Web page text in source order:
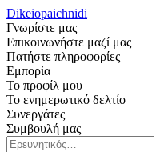
Dikeiopaichnidi
Γνωρίστε μας
Επικοινωνήστε μαζί μας
Πατήστε πληροφορίες
Εμπορία
Το προφίλ μου
Το ενημερωτικό δελτίο
Συνεργάτες
Συμβουλή μας